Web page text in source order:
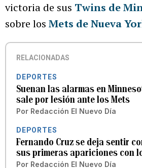
victoria de sus Twins de
sobre los Mets de Nueva
RELACIONADAS
DEPORTES
Suenan las alarmas en
sale por lesión ante los Mets
Por Redacción El Nuevo Día
DEPORTES
Fernando Cruz se deja sentir
sus primeras apariciones con
Por Redacción El Nuevo Día